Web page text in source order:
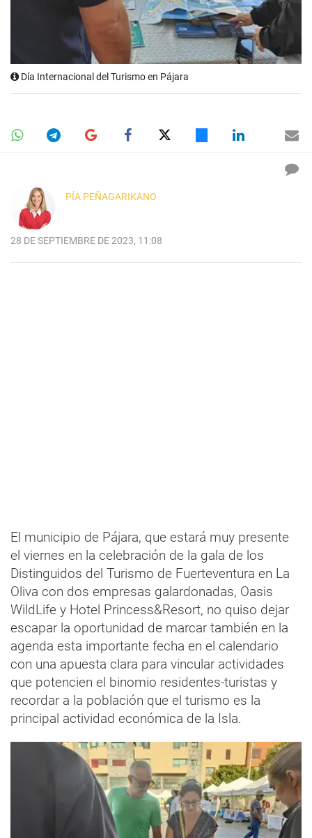
Día Internacional del Turismo en Pájara
PÍA PEÑAGARIKANO
28 DE SEPTIEMBRE DE 2023, 11:08
El municipio de Pájara, que estará muy presente
el viernes en la celebración de la gala de los
Distinguidos del Turismo de Fuerteventura en La
Oliva con dos empresas galardonadas, Oasis
WildLife y Hotel Princess&Resort, no quiso dejar
escapar la oportunidad de marcar también en la
agenda esta importante fecha en el calendario
con una apuesta clara para vincular actividades
que potencien el binomio residentes-turistas y
recordar a la población que el turismo es la
principal actividad económica de la Isla.